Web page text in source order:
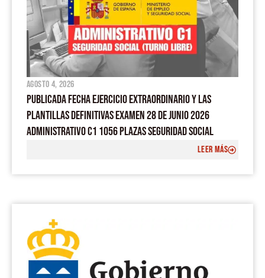
agosto 4, 2026
PUBLICADA FECHA EJERCICIO EXTRAORDINARIO Y LAS
PLANTILLAS DEFINITIVAS EXAMEN 28 DE JUNIO 2026
ADMINISTRATIVO C1 1056 PLAZAS SEGURIDAD SOCIAL
LEER MÁS